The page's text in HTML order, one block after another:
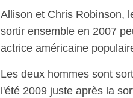
Allison et Chris Robinson,
sortir ensemble en 2007
actrice américaine
Les deux hommes sont
l'été 2009 juste après la